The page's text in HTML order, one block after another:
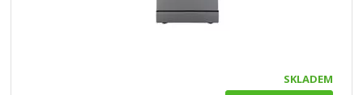
SKLADEM